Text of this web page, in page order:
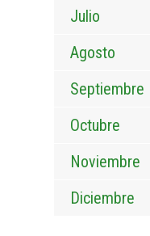
Julio
Agosto
Septiembre
Octubre
Noviembre
Diciembre